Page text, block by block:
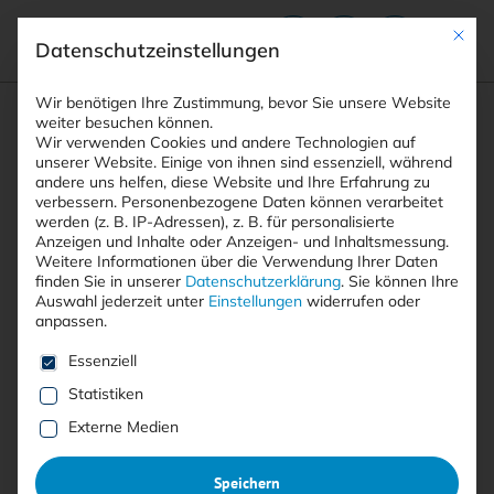
Suchfeld
Suchen
Breadcrumb-Navigation
STARTSEITE
ARTIKEL
CYBERSICHERHEIT: FRAUEN SEHEN CHANCEN, …
Inhaltsverzeichnis
Free
Cybersicherheit: Frauen sehen
Mit
Datenschutzeinstellungen
Wir benötigen Ihre Zustimmung, bevor Sie unsere Website
weiter besuchen können.
Wir verwenden Cookies und andere Technologien auf
unserer Website. Einige von ihnen sind essenziell, während
andere uns helfen, diese Website und Ihre Erfahrung zu
verbessern. Personenbezogene Daten können verarbeitet
werden (z. B. IP-Adressen), z. B. für personalisierte
Anzeigen und Inhalte oder Anzeigen- und Inhaltsmessung.
Weitere Informationen über die Verwendung Ihrer Daten
finden Sie in unserer Datenschutzerklärung. Sie können Ihre
Auswahl jederzeit unter Einstellungen widerrufen oder
anpassen.
Es folgt eine Liste der Service-Gruppen, für die eine
Essenziell
Statistiken
Externe Medien
Speichern